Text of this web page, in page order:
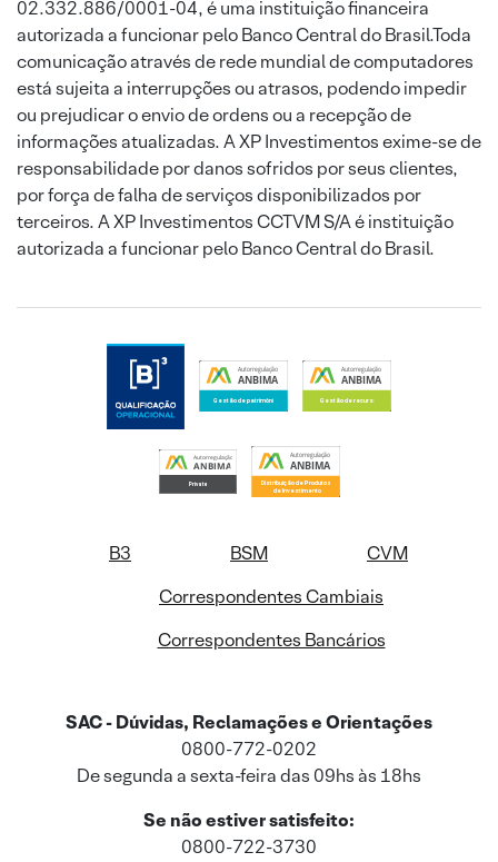
02.332.886/0001-04, é uma instituição financeira
autorizada a funcionar pelo Banco Central do Brasil.Toda
comunicação através de rede mundial de computadores
está sujeita a interrupções ou atrasos, podendo impedir
ou prejudicar o envio de ordens ou a recepção de
informações atualizadas. A XP Investimentos exime-se de
responsabilidade por danos sofridos por seus clientes,
por força de falha de serviços disponibilizados por
terceiros. A XP Investimentos CCTVM S/A é instituição
autorizada a funcionar pelo Banco Central do Brasil.
B3 BSM
CVM
Correspondentes Cambiais
Correspondentes Bancários
SAC - Dúvidas, Reclamações e Orientações
0800-772-0202
De segunda a sexta-feira das 09hs às 18hs
Se não estiver satisfeito:
0800-722-3730